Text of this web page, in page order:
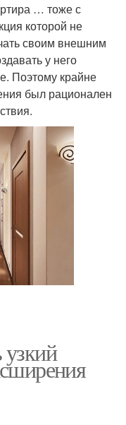
… тоже с
которой не
своим внешним
у него
Поэтому крайне
был рационален